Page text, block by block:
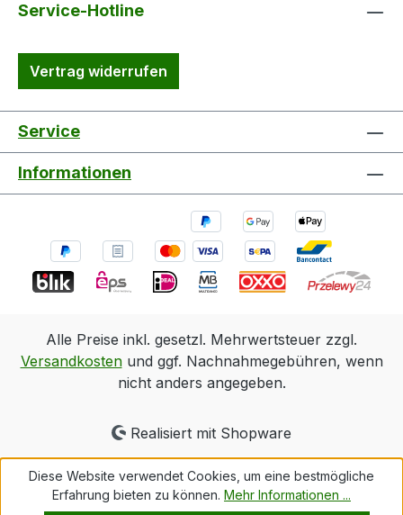
Service-Hotline
Vertrag widerrufen
Service
Informationen
Alle Preise inkl. gesetzl. Mehrwertsteuer zzgl.
Versandkostenund ggf. Nachnahmegebühren, wenn
nicht anders angegeben.
Realisiert mit Shopware
Diese Website verwendet Cookies, um eine bestmögliche
Erfahrung bieten zu können. Mehr Informationen ...